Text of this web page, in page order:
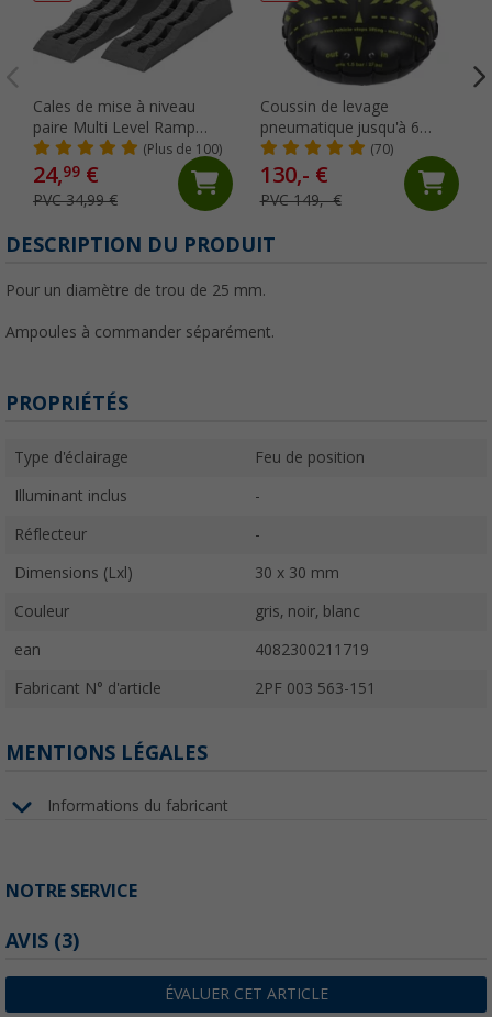
Cales de mise à niveau
paire Multi Level Ramp
Berger
(Plus de 100)
24,99 €
PVC 34,99 €
Coussin de levage
pneumatique jusqu'à 6
tonnes et jusqu'à 305 mm
de largeur de pneu Camper
Flat-Jack
(70)
130,- €
PVC 149,- €
DESCRIPTION DU PRODUIT
Pour un diamètre de trou de 25 mm.
Ampoules à commander séparément.
PROPRIÉTÉS
Type d'éclairage Feu de position
Illuminant inclus -
Réflecteur -
Dimensions (Lxl) 30 x 30 mm
Couleur gris, noir, blanc
ean 4082300211719
Fabricant N° d'article 2PF 003 563-151
MENTIONS LÉGALES
Informations du fabricant
NOTRE SERVICE
AVIS (3)
ÉVALUER CET ARTICLE